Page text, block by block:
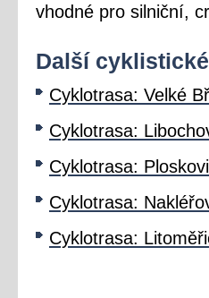
vhodné pro silniční,
Další
Cyklotrasa: Velké
Cyklotrasa:
Cyklotrasa:
Cyklotrasa:
Cyklotrasa: